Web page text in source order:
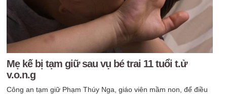
Mẹ kế bị tạm giữ sau vụ bé trai 11 tuổi t.ử
v.o.n.g
Công an tạm giữ Phạm Thúy Nga, giáo viên mầm non, để điều